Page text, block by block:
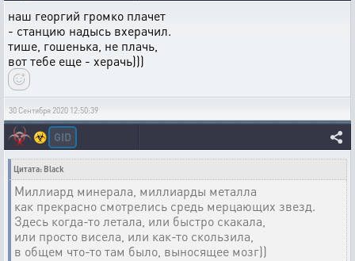
наш георгий громко плачет
- станцию надысь вхерачил.
тише, гошенька, не плачь,
вот тебе еще - херачь)))
30 Сентября 2020 12:50:39
☣️ GID
Цитата: Black
Миллиард минерала, миллиарды металла
как прекрасно смотрелись средь мерцающих звезд.
Здесь когда-то летала, или быстро скакала,
или просто висела, или как-то скользила,
в общем что-то там было, выносящее мозг))